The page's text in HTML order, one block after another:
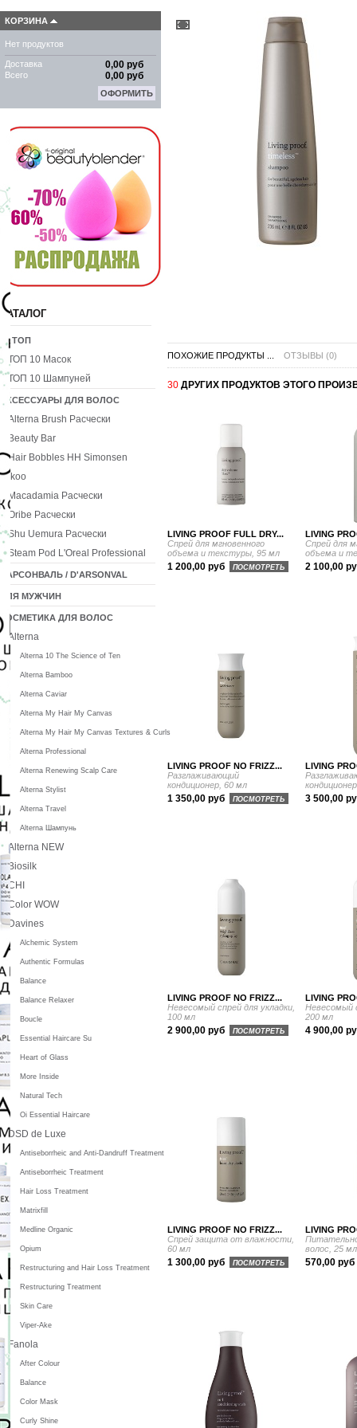
ПОХОЖИЕ ПРОДУКТЫ ... ОТЗЫВЫ (0)
30 ДРУГИХ ПРОДУКТОВ ЭТОГО
LIVING PROOF FULL DRY...
Спрей для мгновенного
объема и текстуры, 95 мл
1 200,00 руб ПОСМОТРЕТЬ
LIVING
Спрей для
объема и
2 100,00
LIVING PROOF NO FRIZZ...
Разглаживающий
кондиционер, 60 мл
1 350,00 руб ПОСМОТРЕТЬ
LIVING
3 500,00
LIVING PROOF NO FRIZZ...
Невесомый спрей для укладки,
100 мл
2 900,00 руб ПОСМОТРЕТЬ
LIVING
Невесомый
200 мл
4 900,00
LIVING PROOF NO FRIZZ...
Спрей защита от влажности,
60 мл
1 300,00 руб ПОСМОТРЕТЬ
LIVING
волос, 25 мл
570,00 руб
КОРЗИНА
Нет продуктов
Доставка 0,00 руб
Всего 0,00 руб
ОФОРМИТЬ
КАТАЛОГ
10 ТОП
ТОП 10 Масок
ТОП 10 Шампуней
АКСЕССУАРЫ ДЛЯ ВОЛОС
Alterna Brush Расчески
Beauty Bar
Hair Bobbles HH Simonsen
Ikoo
Macadamia Расчески
Oribe Расчески
Shu Uemura Расчески
Steam Pod L'Oreal Professional
ДАРСОНВАЛЬ / D'ARSONVAL
ДЛЯ МУЖЧИН
КОСМЕТИКА ДЛЯ ВОЛОС
Alterna
Alterna 10 The Science of Ten
Alterna Bamboo
Alterna Caviar
Alterna My Hair My Canvas
Alterna My Hair My Canvas Textures & Curls
Alterna Professional
Alterna Renewing Scalp Care
Alterna Stylist
Alterna Travel
Alterna Шампунь
Alterna NEW
Biosilk
CHI
Color WOW
Davines
Alchemic System
Authentic Formulas
Balance
Balance Relaxer
Boucle
Essential Haircare Su
Heart of Glass
More Inside
Natural Tech
Oi Essential Haircare
DSD de Luxe
Antiseborrheic and Anti-Dandruff Treatment
Antiseborrheic Treatment
Hair Loss Treatment
Matrixfill
Medline Organic
Opium
Restructuring and Hair Loss Treatment
Restructuring Treatment
Skin Care
Viper-Ake
Fanola
After Colour
Balance
Color Mask
Curly Shine